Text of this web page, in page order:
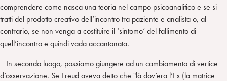
comprendere come nasca una teoria nel campo psicoanalitico e se si
tratti del prodotto creativo dell’incontro tra paziente e analista o, al
contrario, se non venga a costituire il ‘sintomo’ del fallimento di
quell’incontro e quindi vada accantonata.
In secondo luogo, possiamo giungere ad un cambiamento di vertice
d’osservazione. Se Freud aveva detto che "là dov’era l’Es (la matrice